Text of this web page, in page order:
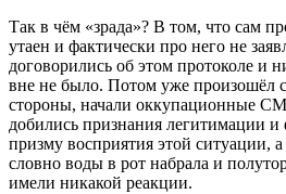
Так в чём «зрада»? В том, что сам
утаен и фактически про него не
договорились об этом протоколе и
вне не было. Потом уже произошёл
стороны, начали оккупационные
добились признания легитимации и
призму восприятия этой ситуации,
словно воды в рот набрала и
имели никакой реакции.